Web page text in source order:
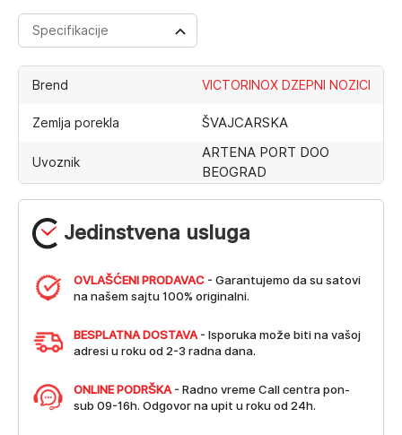
Jedinstvena usluga
OVLAŠĆENI PRODAVAC - Garantujemo da su satovi
na našem sajtu 100% originalni.
BESPLATNA DOSTAVA - Isporuka može biti na vašoj
adresi u roku od 2-3 radna dana.
ONLINE PODRŠKA - Radno vreme Call centra pon-
sub 09-16h. Odgovor na upit u roku od 24h.
Specifikacije
Brend VICTORINOX DZEPNI NOZICI
Zemlja porekla ŠVAJCARSKA
Uvoznik
ARTENA PORT DOO
BEOGRAD